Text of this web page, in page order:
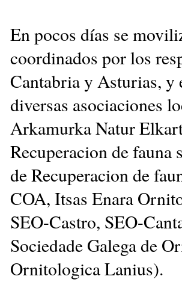
En pocos días se
coordinados por los
Cantabria y Asturias, y
diversas asociaciones
Arkamurka Natur
Recuperacion de fauna
de Recuperacion de
COA, Itsas Enara
SEO-Castro, SEO-
Sociedade Galega de
Ornitologica Lanius).